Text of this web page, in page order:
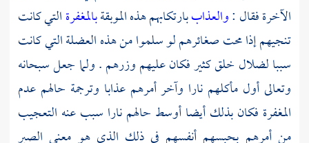
الآخرة فقال :والعذاببارتكابهم هذه الموبقةبالمغفرةالتي كانت
تنجيهم إذا محت صغائرهم لو سلموا من هذه العضلة التي كانت
سببا لضلال خلق كثير فكان عليهم وزرهم . ولما جعل سبحانه
وتعالى أول مأكلهم نارا وآخر أمرهم عذابا وترجمة حالهم عدم
المغفرة فكان بذلك أيضا أوسط حالهم نارا سبب عنه التعجيب
من أمرهم بحبسهم أنفسهم في ذلك الذي هو معنى الصبر